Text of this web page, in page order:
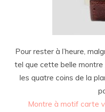
Pour rester à l’heure,
tel que cette belle montre
les quatre coins de la
Montre à motif carte